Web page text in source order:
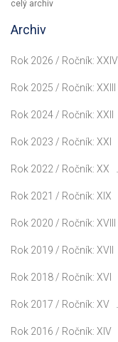
celý archiv
Archiv
Rok 2026 / Ročník: XXIV
Rok 2025 / Ročník: XXIII
Rok 2024 / Ročník: XXII
Rok 2023 / Ročník: XXI
Rok 2022 / Ročník: XX
Rok 2021 / Ročník: XIX
Rok 2020 / Ročník: XVIII
Rok 2019 / Ročník: XVII
Rok 2018 / Ročník: XVI
Rok 2017 / Ročník: XV
Rok 2016 / Ročník: XIV